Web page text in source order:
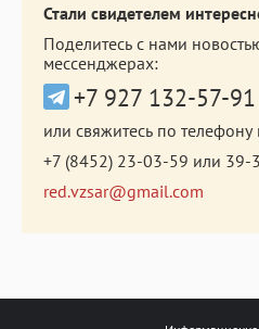
Стали свидетелем
Поделитесь с нами
мессенджерах:
+7 927 132-57-91
или свяжитесь по телефону
+7 (8452) 23-03-59 или 39-
red.vzsar@gmail.com